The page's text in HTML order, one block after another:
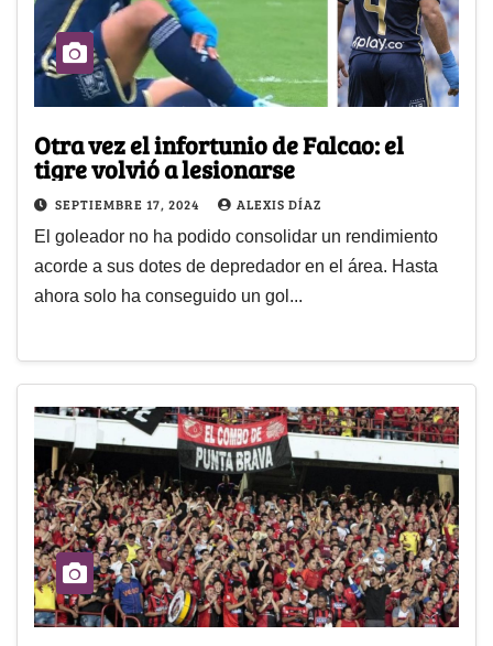
Otra vez el infortunio de Falcao: el
tigre volvió a lesionarse
SEPTIEMBRE 17, 2024 ALEXIS DÍAZ
El goleador no ha podido consolidar un rendimiento
acorde a sus dotes de depredador en el área. Hasta
ahora solo ha conseguido un gol...